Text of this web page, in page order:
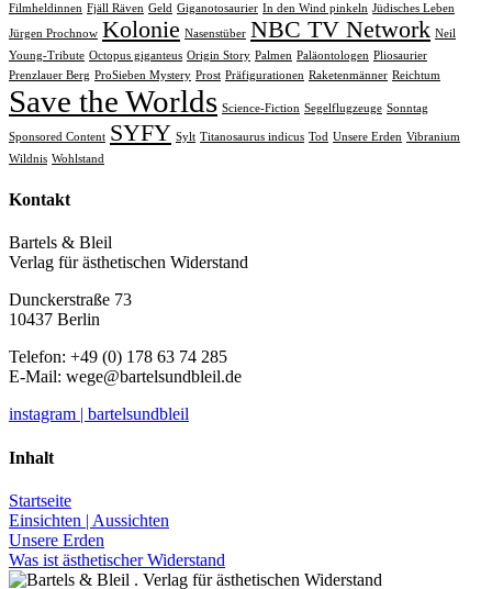
Filmheldinnen Fjäll Räven Geld Giganotosaurier In den Wind pinkeln Jüdisches Leben
Jürgen Prochnow Kolonie Nasenstüber NBC TV Network Neil
Young-Tribute Octopus giganteus Origin Story Palmen Paläontologen Pliosaurier
Prenzlauer Berg ProSieben Mystery Prost Präfigurationen Raketenmänner Reichtum
Save the Worlds Science-Fiction Segelflugzeuge Sonntag
Sponsored Content SYFY Sylt Titanosaurus indicus Tod Unsere Erden Vibranium
Wildnis Wohlstand
Kontakt
Bartels & Bleil
Verlag für ästhetischen Widerstand
Dunckerstraße 73
10437 Berlin
Telefon: +49 (0) 178 63 74 285
E-Mail: wege@bartelsundbleil.de
instagram | bartelsundbleil
Inhalt
Startseite
Einsichten | Aussichten
Unsere Erden
Was ist ästhetischer Widerstand